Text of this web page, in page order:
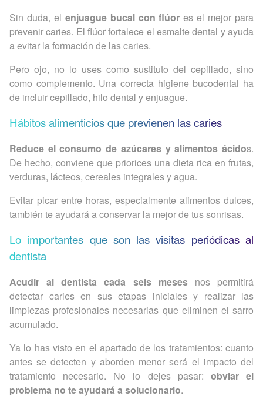
Sin duda, el enjuague bucal con flúor es el mejor para
prevenir caries. El flúor fortalece el esmalte dental y ayuda
a evitar la formación de las caries.
Pero ojo, no lo uses como sustituto del cepillado, sino
como complemento. Una correcta higiene bucodental ha
de incluir cepillado, hilo dental y enjuague.
Hábitos alimenticios que previenen las caries
Reduce el consumo de azúcares y alimentos ácidos.
De hecho, conviene que priorices una dieta rica en frutas,
verduras, lácteos, cereales integrales y agua.
Evitar picar entre horas, especialmente alimentos dulces,
también te ayudará a conservar la mejor de tus sonrisas.
Lo importantes que son las visitas periódicas al
dentista
Acudir al dentista cada seis mesesnos permitirá
detectar caries en sus etapas iniciales y realizar las
limpiezas profesionales necesarias que eliminen el sarro
acumulado.
Ya lo has visto en el apartado de los tratamientos: cuanto
antes se detecten y aborden menor será el impacto del
tratamiento necesario. No lo dejes pasar: obviar el
problema no te ayudará a solucionarlo.